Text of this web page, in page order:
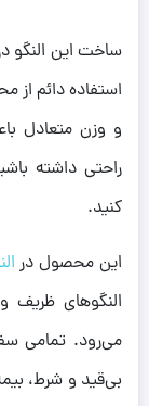
ساخت این النگو
استفاده دائم از
و وزن متعادل
راحتی داشته
کنید.
این محصول در
النگوهای ظریف
می‌رود. تمامی
بی‌قید و شرط،